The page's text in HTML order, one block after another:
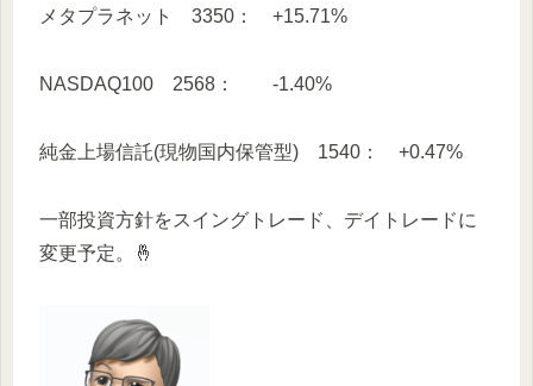
メタプラネット 3350： +15.71%
NASDAQ100 2568： -1.40%
純金上場信託(現物国内保管型) 1540： +0.47%
一部投資方針をスイングトレード、デイトレードに
変更予定。🤞